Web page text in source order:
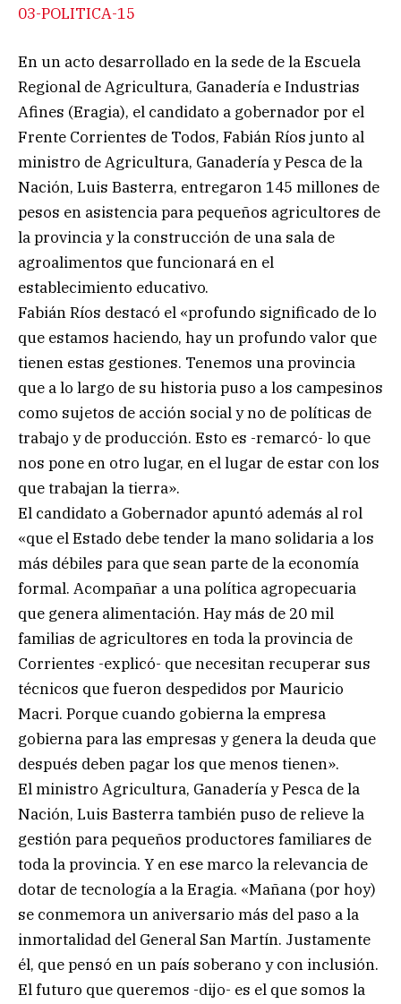
03-POLITICA-15
En un acto desarrollado en la sede de la Escuela
Regional de Agricultura, Ganadería e Industrias
Afines (Eragia), el candidato a gobernador por el
Frente Corrientes de Todos, Fabián Ríos junto al
ministro de Agricultura, Ganadería y Pesca de la
Nación, Luis Basterra, entregaron 145 millones de
pesos en asistencia para pequeños agricultores de
la provincia y la construcción de una sala de
agroalimentos que funcionará en el
establecimiento educativo.
Fabián Ríos destacó el «profundo significado de lo
que estamos haciendo, hay un profundo valor que
tienen estas gestiones. Tenemos una provincia
que a lo largo de su historia puso a los campesinos
como sujetos de acción social y no de políticas de
trabajo y de producción. Esto es -remarcó- lo que
nos pone en otro lugar, en el lugar de estar con los
que trabajan la tierra».
El candidato a Gobernador apuntó además al rol
«que el Estado debe tender la mano solidaria a los
más débiles para que sean parte de la economía
formal. Acompañar a una política agropecuaria
que genera alimentación. Hay más de 20 mil
familias de agricultores en toda la provincia de
Corrientes -explicó- que necesitan recuperar sus
técnicos que fueron despedidos por Mauricio
Macri. Porque cuando gobierna la empresa
gobierna para las empresas y genera la deuda que
después deben pagar los que menos tienen».
El ministro Agricultura, Ganadería y Pesca de la
Nación, Luis Basterra también puso de relieve la
gestión para pequeños productores familiares de
toda la provincia. Y en ese marco la relevancia de
dotar de tecnología a la Eragia. «Mañana (por hoy)
se conmemora un aniversario más del paso a la
inmortalidad del General San Martín. Justamente
él, que pensó en un país soberano y con inclusión.
El futuro que queremos -dijo- es el que somos la